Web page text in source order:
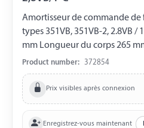
Amortisseur de commande
types 351VB, 351VB-2, 2.8VB
mm Longueur du corps 265
Product number: 372854
Prix visibles après connexion
Enregistrez-vous maintenant